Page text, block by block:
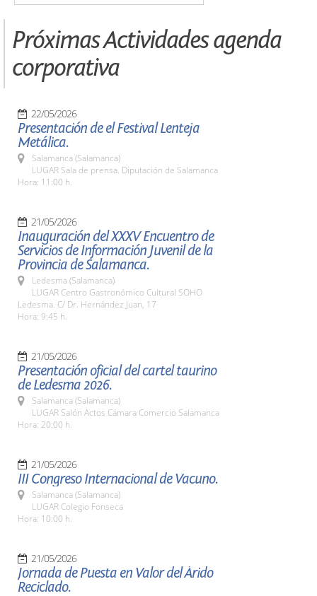
Próximas Actividades agenda
corporativa
22/05/2026
Presentación de el Festival Lenteja
Metálica.
Salamanca (Salamanca)
LUGAR Sala de prensa. Diputación de Salamanca
Hora: 11:00 h.
21/05/2026
Inauguración del XXXV Encuentro de
Servicios de Información Juvenil de la
Provincia de Salamanca.
Ledesma (Salamanca)
LUGAR Centro Gastronómico Cultural SOHO
Ledesma. C/ Dr. Hernández Juan, 17
Hora: 9:45 h.
21/05/2026
Presentación oficial del cartel taurino
de Ledesma 2026.
Salamanca (Salamanca)
LUGAR Salón Actos Cámara Comercio Salamanca
Hora: 20:00 h.
21/05/2026
III Congreso Internacional de Vacuno.
Salamanca (Salamanca)
LUGAR Colegio Fonseca
Hora: 10:00 h.
21/05/2026
Jornada de Puesta en Valor del Árido
Reciclado.